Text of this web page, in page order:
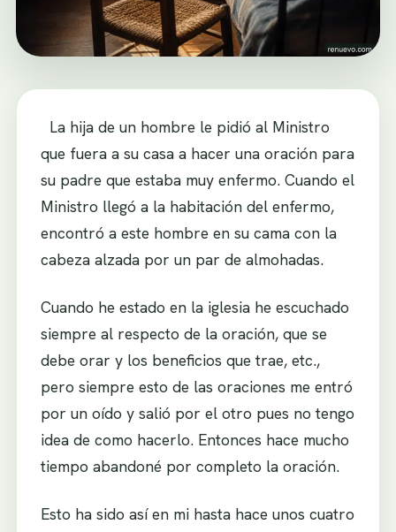
La hija de un hombre le pidió al Ministro
que fuera a su casa a hacer una oración para
su padre que estaba muy enfermo. Cuando el
Ministro llegó a la habitación del enfermo,
encontró a este hombre en su cama con la
cabeza alzada por un par de almohadas.
Cuando he estado en la iglesia he escuchado
siempre al respecto de la oración, que se
debe orar y los beneficios que trae, etc.,
pero siempre esto de las oraciones me entró
por un oído y salió por el otro pues no tengo
idea de como hacerlo. Entonces hace mucho
tiempo abandoné por completo la oración.
Esto ha sido así en mi hasta hace unos cuatro